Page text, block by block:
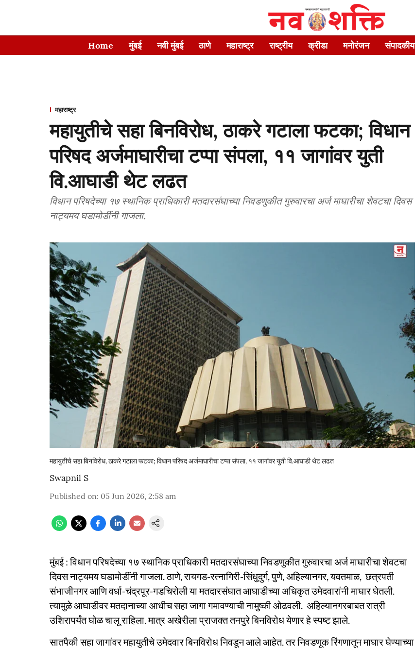
Home मुंबई नवी मुंबई ठाणे महाराष्ट्र राष्ट्रीय क्रीडा मनोरंजन संपादकीय
महाराष्ट्र
महायुतीचे सहा बिनविरोध, ठाकरे गटाला फटका; विधान
परिषद अर्जमाघारीचा टप्पा संपला, ११ जागांवर युती
वि.आघाडी थेट लढत
विधान परिषदेच्या १७ स्थानिक प्राधिकारी मतदारसंघाच्या निवडणुकीत गुरुवारचा अर्ज माघारीचा शेवटचा दिवस
नाट्यमय घडामोडींनी गाजला.
महायुतीचे सहा बिनविरोध, ठाकरे गटाला फटका; विधान परिषद अर्जमाघारीचा टप्पा संपला, ११ जागांवर युती वि.आघाडी थेट लढत
Swapnil S
Published on: 05 Jun 2026, 2:58 am
मुंबई : विधान परिषदेच्या १७ स्थानिक प्राधिकारी मतदारसंघाच्या निवडणुकीत गुरुवारचा अर्ज माघारीचा शेवटचा
दिवस नाट्यमय घडामोडींनी गाजला. ठाणे, रायगड-रत्नागिरी-सिंधुदुर्ग, पुणे, अहिल्यानगर, यवतमाळ, छत्रपती
संभाजीनगर आणि वर्धा-चंद्रपूर-गडचिरोली या मतदारसंघात आघाडीच्या अधिकृत उमेदवारांनी माघार घेतली.
त्यामुळे आघाडीवर मतदानाच्या आधीच सहा जागा गमावण्याची नामुष्की ओढवली. अहिल्यानगरबाबत रात्री
उशिरापर्यंत घोळ चालू राहिला. मात्र अखेरीला प्राजक्त तनपुरे बिनविरोध येणार हे स्पष्ट झाले.
सातपैकी सहा जागांवर महायुतीचे उमेदवार बिनविरोध निवडून आले आहेत. तर निवडणूक रिंगणातून माघार घेण्याच्या